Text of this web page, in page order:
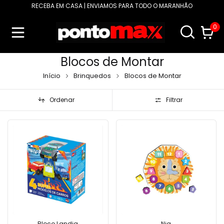
RECEBA EM CASA | ENVIAMOS PARA TODO O MARANHÃO
0
Blocos de Montar
Início Brinquedos Blocos de Montar
Ordenar Filtrar